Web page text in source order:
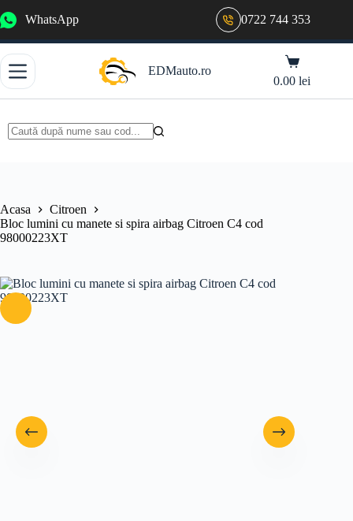
la
WhatsApp 0722 744 353
EDMauto.ro
Coș
de
cumpărături
0.00lei
Acasa
Citroen
Bloc lumini cu manete si spira airbag Citroen C4 cod
98000223XT